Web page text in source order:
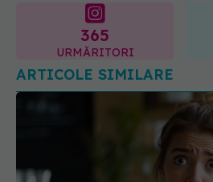
365
URMĂRITORI
ARTICOLE SIMILARE